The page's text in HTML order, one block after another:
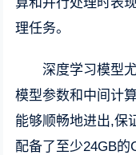
理任务。
深度学习模型
模型参数和中间计
能够顺畅地进出,保
配备了至少24GB